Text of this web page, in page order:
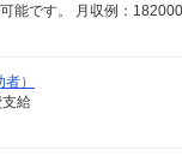
能です。 月収例：
）
給